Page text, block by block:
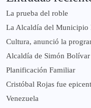
La prueba del roble
La Alcaldía del Municipio
Cultura, anunció la
Alcaldía de Simón
Planificación Familiar
Cristóbal Rojas fue
Venezuela